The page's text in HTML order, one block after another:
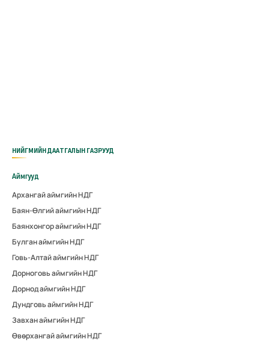
НИЙГМИЙН ДААТГАЛЫН ГАЗРУУД
Аймгууд
Архангай аймгийн НДГ
Баян-Өлгий аймгийн НДГ
Баянхонгор аймгийн НДГ
Булган аймгийн НДГ
Говь-Алтай аймгийн НДГ
Дорноговь аймгийн НДГ
Дорнод аймгийн НДГ
Дундговь аймгийн НДГ
Завхан аймгийн НДГ
Өвөрхангай аймгийн НДГ